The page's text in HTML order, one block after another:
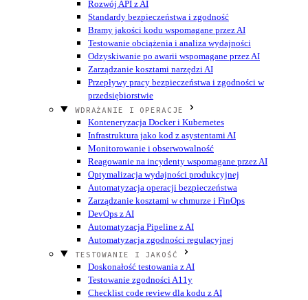
Rozwój API z AI
Standardy bezpieczeństwa i zgodność
Bramy jakości kodu wspomagane przez AI
Testowanie obciążenia i analiza wydajności
Odzyskiwanie po awarii wspomagane przez AI
Zarządzanie kosztami narzędzi AI
Przepływy pracy bezpieczeństwa i zgodności w
przedsiębiorstwie
WDRAŻANIE I OPERACJE
Konteneryzacja Docker i Kubernetes
Infrastruktura jako kod z asystentami AI
Monitorowanie i obserwowalność
Reagowanie na incydenty wspomagane przez AI
Optymalizacja wydajności produkcyjnej
Automatyzacja operacji bezpieczeństwa
Zarządzanie kosztami w chmurze i FinOps
DevOps z AI
Automatyzacja Pipeline z AI
Automatyzacja zgodności regulacyjnej
TESTOWANIE I JAKOŚĆ
Doskonałość testowania z AI
Testowanie zgodności A11y
Checklist code review dla kodu z AI